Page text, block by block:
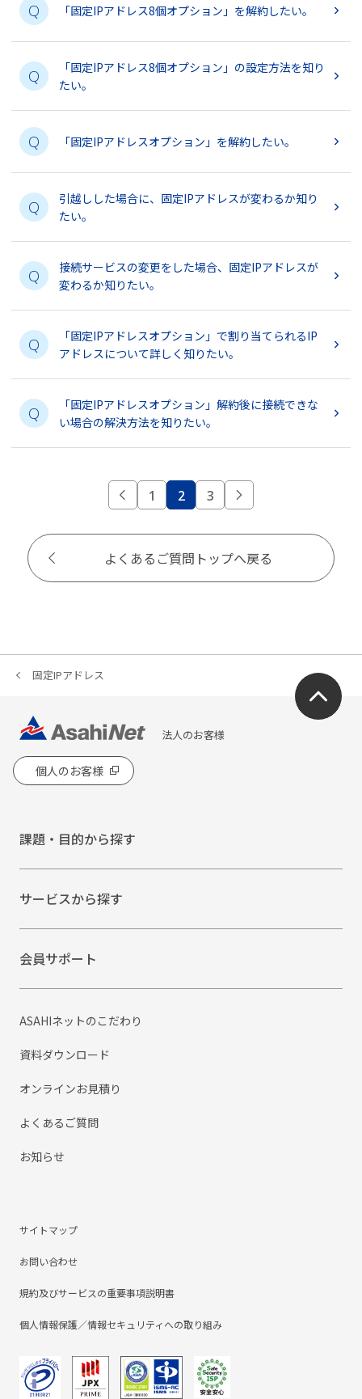
固定IPアドレス
Q 「固定IPアドレス8個オプション」を解約したい。
Q
「固定IPアドレス8個オプション」の設定方法を知り
たい。
Q 「固定IPアドレスオプション」を解約したい。
Q
引越しした場合に、固定IPアドレスが変わるか知り
たい。
Q
接続サービスの変更をした場合、固定IPアドレスが
変わるか知りたい。
Q
「固定IPアドレスオプション」で割り当てられるIP
アドレスについて詳しく知りたい。
Q
「固定IPアドレスオプション」解約後に接続できな
い場合の解決方法を知りたい。
1 2 3
よくあるご質問トップへ戻る
法人のお客様
個人のお客様
課題・目的から探す
サービスから探す
会員サポート
ASAHIネットのこだわり
資料ダウンロード
オンラインお見積り
よくあるご質問
お知らせ
サイトマップ
お問い合わせ
規約及びサービスの重要事項説明書
個人情報保護／情報セキュリティへの取り組み